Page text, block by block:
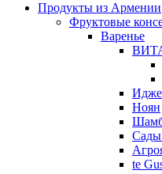
Продукты из Армении
Фруктовые
Варенье
Ноян
Сады
te